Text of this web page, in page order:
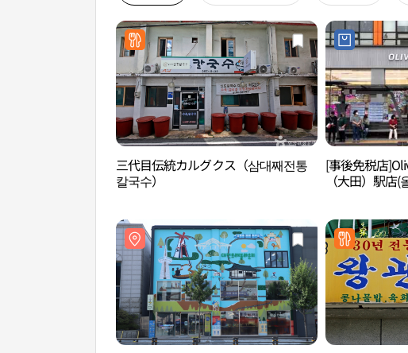
三代目伝統カルグクス（삼대째전통
칼국수）
[事後免税店
（大田）駅店